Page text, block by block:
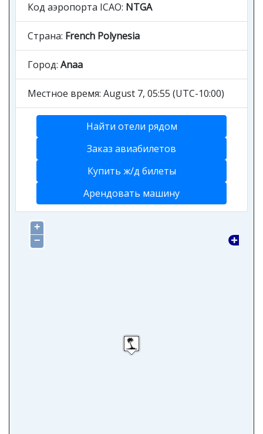
Код аэропорта ICAO: NTGA
Страна: French Polynesia
Город: Anaa
Местное время: August 7, 05:55 (UTC-10:00)
Найти отели рядом
Заказ авиабилетов
Купить ж/д билеты
Арендовать машину
+
−